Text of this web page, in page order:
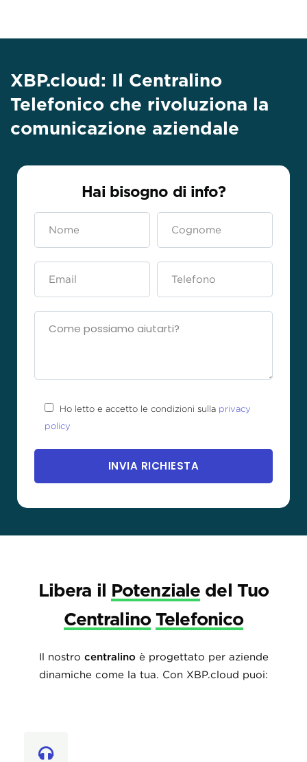
XBP.cloud : Il Centralino
Telefonico che rivoluziona la
comunicazione aziendale
Hai bisogno di info?
Ho letto e accetto le condizioni sulla privacy
policy
Libera il Potenziale del Tuo
Centralino Telefonico
Il nostro centralino è progettato per aziende
dinamiche come la tua. Con XBP.cloud puoi: